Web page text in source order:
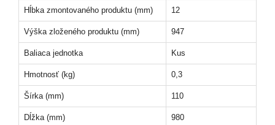
Hĺbka zmontovaného produktu (mm) 12
Výška zloženého produktu (mm) 947
Baliaca jednotka Kus
Hmotnosť (kg) 0,3
Šírka (mm) 110
Dĺžka (mm) 980